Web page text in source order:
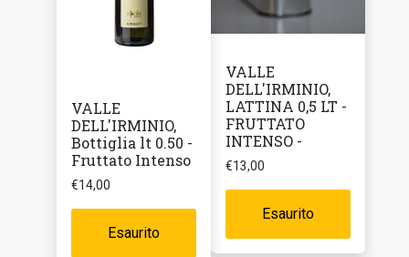
VALLE
DELL'IRMINIO,
LATTINA 0,5 LT -
FRUTTATO
INTENSO -
€13,00
Esaurito
VALLE
DELL'IRMINIO,
Bottiglia lt 0.50 -
Fruttato Intenso
€14,00
Esaurito